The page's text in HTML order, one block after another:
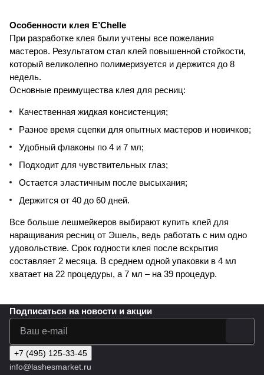
Особенности клея E’Chelle
При разработке клея были учтены все пожелания
мастеров. Результатом стал клей повышенной стойкости,
который великолепно полимеризуется и держится до 8
недель.
Основные преимущества клея для ресниц:
Качественная жидкая консистенция;
Разное время сцепки для опытных мастеров и новичков;
Удобный флаконы по 4 и 7 мл;
Подходит для чувствительных глаз;
Остается эластичным после высыхания;
Держится от 40 до 60 дней.
Все больше лешмейкеров выбирают купить клей для
наращивания ресниц от Эшель, ведь работать с ним одно
удовольствие. Срок годности клея после вскрытия
составляет 2 месяца. В среднем одной упаковки в 4 мл
хватает на 22 процедуры, а 7 мл – на 39 процедур.
Подписаться на новости и акции
+7 (495) 125-33-45
info@lashesmarket.ru